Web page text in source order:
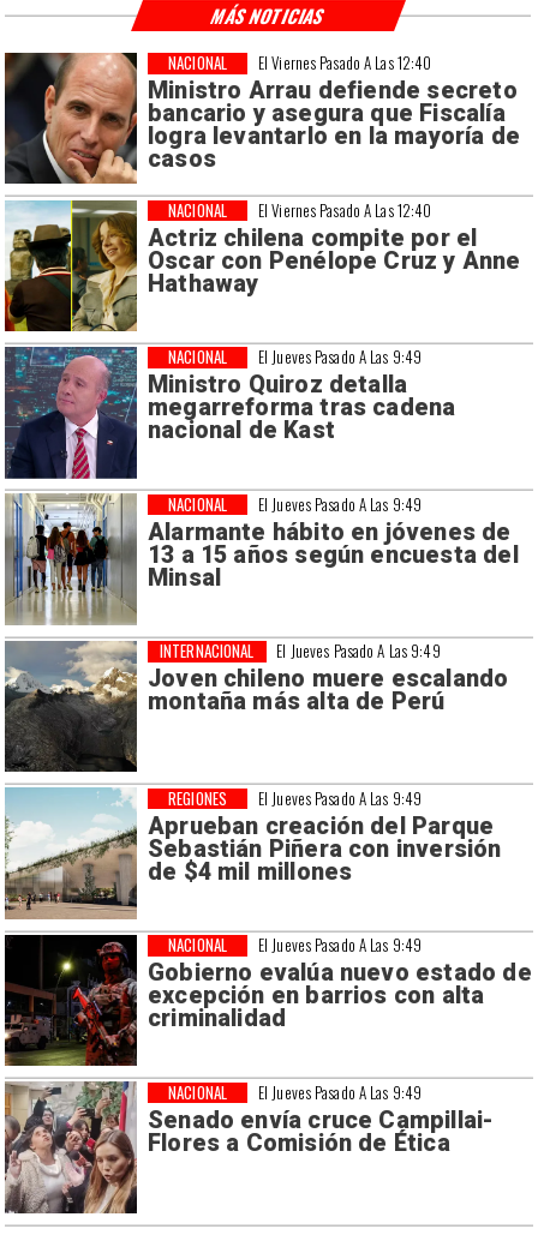
El Viernes Pasado A Las 12:40
Ministro Arrau defiende secreto
bancario y asegura que Fiscalía
logra levantarlo en la mayoría de
casos
NACIONAL
El Viernes Pasado A Las 12:40
Actriz chilena compite por el
Oscar con Penélope Cruz y Anne
Hathaway
NACIONAL
El Jueves Pasado A Las 9:49
Ministro Quiroz detalla
megarreforma tras cadena
nacional de Kast
NACIONAL
El Jueves Pasado A Las 9:49
Alarmante hábito en jóvenes de
13 a 15 años según encuesta del
Minsal
NACIONAL
El Jueves Pasado A Las 9:49
Joven chileno muere escalando
montaña más alta de Perú
INTERNACIONAL
El Jueves Pasado A Las 9:49
Aprueban creación del Parque
Sebastián Piñera con inversión
de $4 mil millones
REGIONES
El Jueves Pasado A Las 9:49
Gobierno evalúa nuevo estado de
excepción en barrios con alta
criminalidad
NACIONAL
El Jueves Pasado A Las 9:49
Senado envía cruce Campillai-
Flores a Comisión de Ética
NACIONAL
MÁS NOTICIAS